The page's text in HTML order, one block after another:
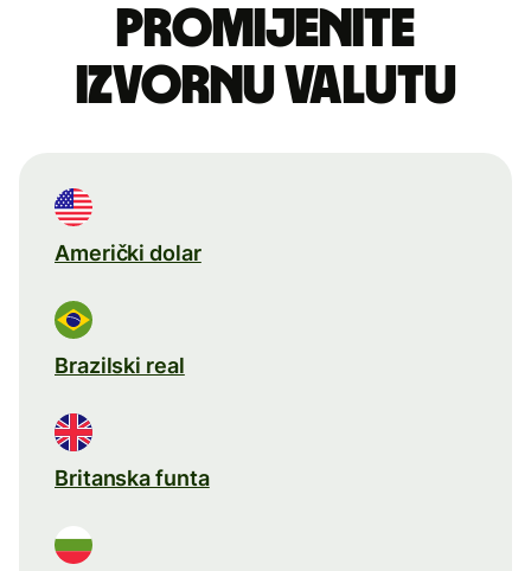
Promijenite
izvornu valutu
Američki dolar
Brazilski real
Britanska funta